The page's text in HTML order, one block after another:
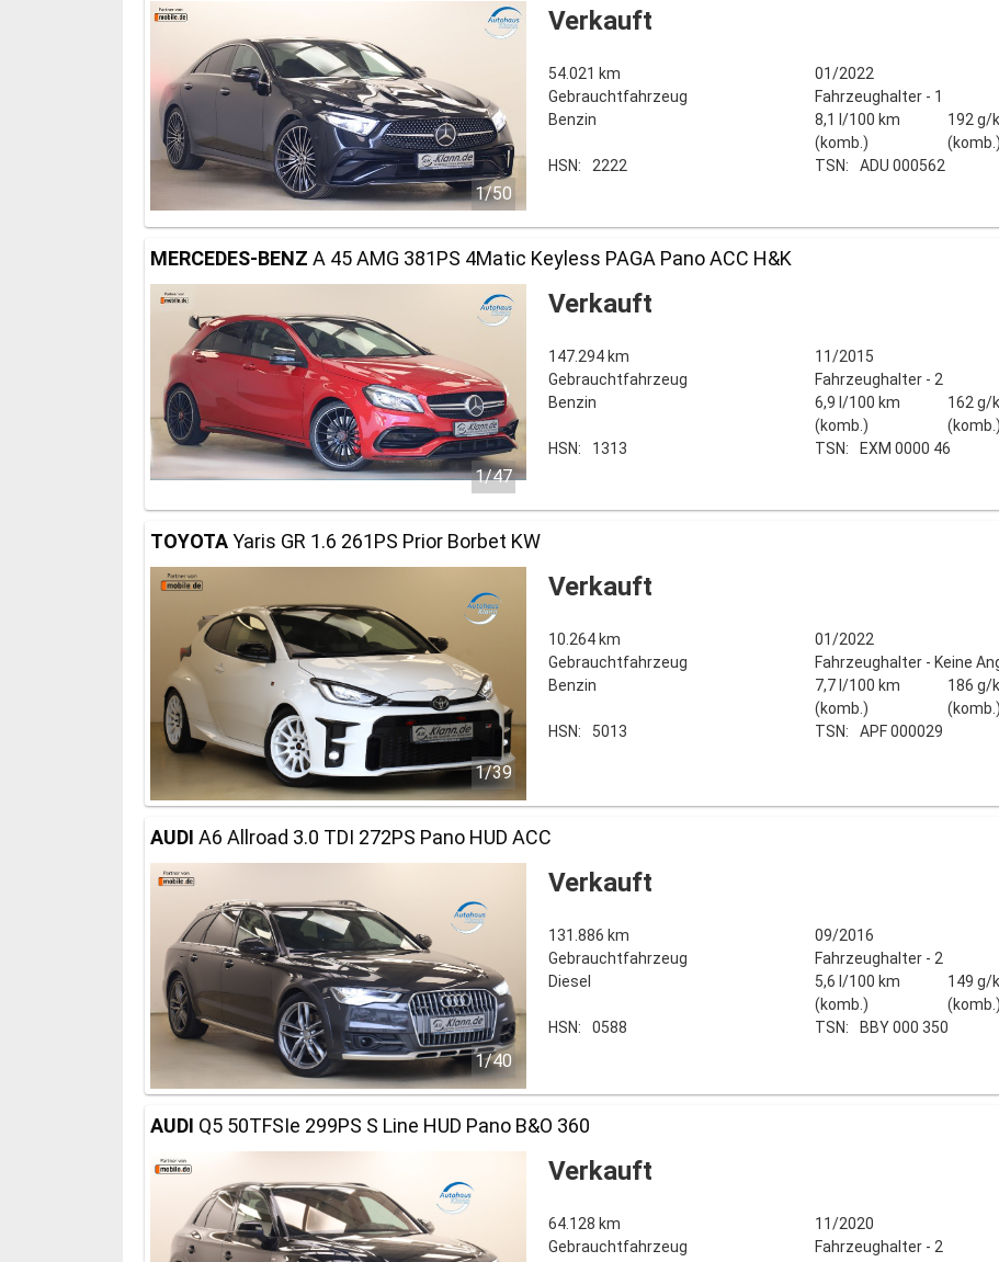
1/50
Verkauft
54.021 km 01/2022
Gebrauchtfahrzeug
Fahrzeughalter - 1
Benzin
8,1 l/100 km
(komb.)
192 g/
(komb.)
HSN: 2222 TSN: ADU 000562
MERCEDES-BENZ A 45 AMG 381PS 4Matic Keyless PAGA Pano ACC H&K
1/47
Verkauft
147.294 km 11/2015
Gebrauchtfahrzeug
Fahrzeughalter - 2
Benzin
6,9 l/100 km
(komb.)
162 g/
(komb.)
HSN: 1313 TSN: EXM 0000 46
TOYOTAYaris GR 1.6 261PS Prior Borbet KW
1/39
Verkauft
10.264 km 01/2022
Gebrauchtfahrzeug
Fahrzeughalter - Keine
Benzin
7,7 l/100 km
(komb.)
186 g/
(komb.)
HSN: 5013 TSN: APF 000029
AUDI A6 Allroad 3.0 TDI 272PS Pano HUD ACC
1/40
Verkauft
131.886 km 09/2016
Gebrauchtfahrzeug
Fahrzeughalter - 2
Diesel
5,6 l/100 km
(komb.)
149 g/
(komb.)
HSN: 0588 TSN: BBY 000 350
AUDI Q5 50TFSIe 299PS S Line HUD Pano B&O 360
Verkauft
64.128 km 11/2020
Gebrauchtfahrzeug
Fahrzeughalter - 2